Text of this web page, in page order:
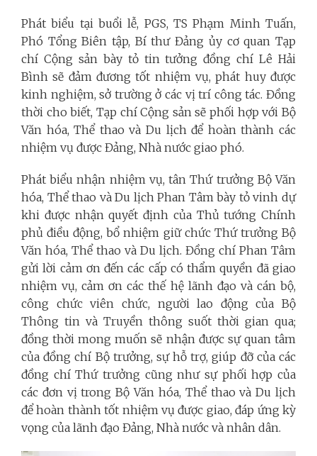
Phát biểu tại buổi lễ, PGS, TS Phạm Minh Tuấn,
Phó Tổng Biên tập, Bí thư Đảng ủy cơ quan Tạp
chí Cộng sản bày tỏ tin tưởng đồng chí Lê Hải
Bình sẽ đảm đương tốt nhiệm vụ, phát huy được
kinh nghiệm, sở trường ở các vị trí công tác. Đồng
thời cho biết, Tạp chí Cộng sản sẽ phối hợp với Bộ
Văn hóa, Thể thao và Du lịch để hoàn thành các
nhiệm vụ được Đảng, Nhà nước giao phó.
Phát biểu nhận nhiệm vụ, tân Thứ trưởng Bộ Văn
hóa, Thể thao và Du lịch Phan Tâm bày tỏ vinh dự
khi được nhận quyết định của Thủ tướng Chính
phủ điều động, bổ nhiệm giữ chức Thứ trưởng Bộ
Văn hóa, Thể thao và Du lịch. Đồng chí Phan Tâm
gửi lời cảm ơn đến các cấp có thẩm quyền đã giao
nhiệm vụ, cảm ơn các thế hệ lãnh đạo và cán bộ,
công chức viên chức, người lao động của Bộ
Thông tin và Truyền thông suốt thời gian qua;
đồng thời mong muốn sẽ nhận được sự quan tâm
của đồng chí Bộ trưởng, sự hỗ trợ, giúp đỡ của các
đồng chí Thứ trưởng cũng như sự phối hợp của
các đơn vị trong Bộ Văn hóa, Thể thao và Du lịch
để hoàn thành tốt nhiệm vụ được giao, đáp ứng kỳ
vọng của lãnh đạo Đảng, Nhà nước và nhân dân.